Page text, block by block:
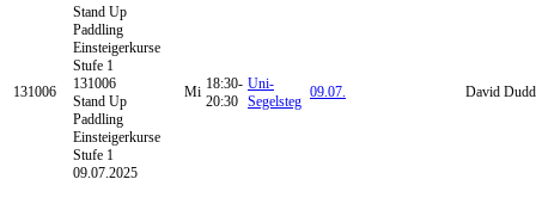
131006
Stand Up
Paddling
Einsteigerkurse
Stufe 1
131006
Stand Up
Paddling
Einsteigerkurse
Stufe 1
09.07.2025
Mi 18:30-
20:30
Uni-
Segelsteg
09.07. David